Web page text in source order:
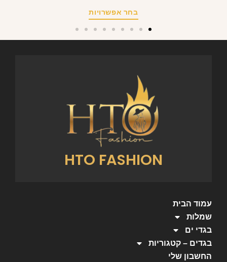
בחר אפשרויות
HTO FASHION
עמוד הבית
שמלות
בגדי ים
בגדים – קטגוריות
החשבון שלי